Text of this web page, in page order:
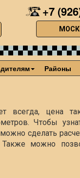
+7
Районы
всегда, цена
Чтобы
можно сделать
можно